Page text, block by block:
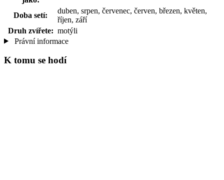
Doba setí:
duben, srpen, červenec, červen, březen, květen,
říjen, září
Druh zvířete: motýli
Právní informace
K tomu se hodí